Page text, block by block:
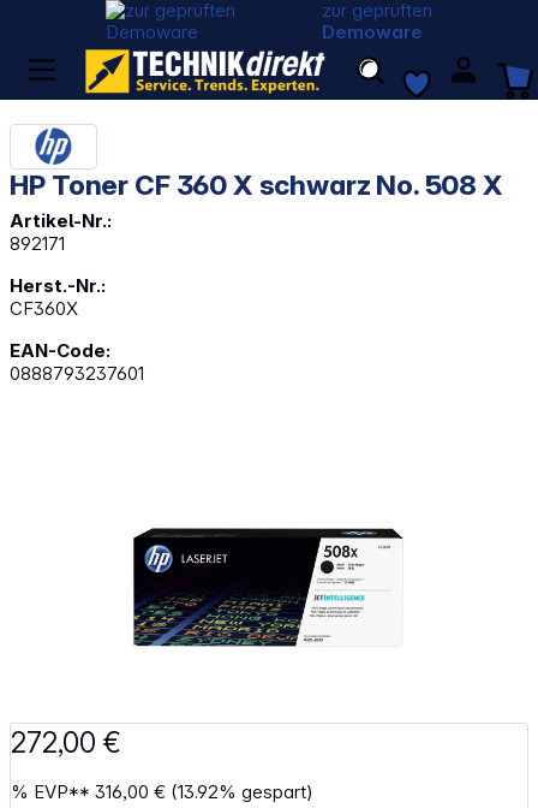
zur geprüften
Demoware
HP Toner CF 360 X schwarz No. 508 X
Artikel-Nr.:
892171
Herst.-Nr.:
CF360X
EAN-Code:
0888793237601
272,00 €
% EVP**316,00 € (13.92% gespart)